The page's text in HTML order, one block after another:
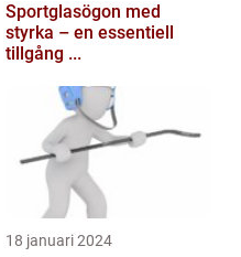
Sportglasögon med
styrka – en essentiell
tillgång ...
18 januari 2024